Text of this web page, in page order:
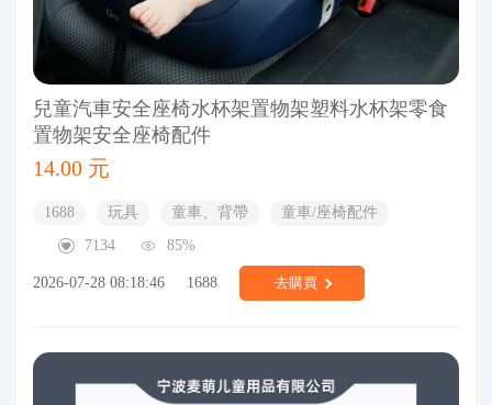
兒童汽車安全座椅水杯架置物架塑料水杯架零食
置物架安全座椅配件
14.00 元
1688 玩具 童車、背帶
童車/座椅配件
7134
85%
2026-07-28 08:18:46 1688 去購買